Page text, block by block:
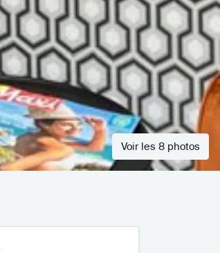
Voir les 8 photos